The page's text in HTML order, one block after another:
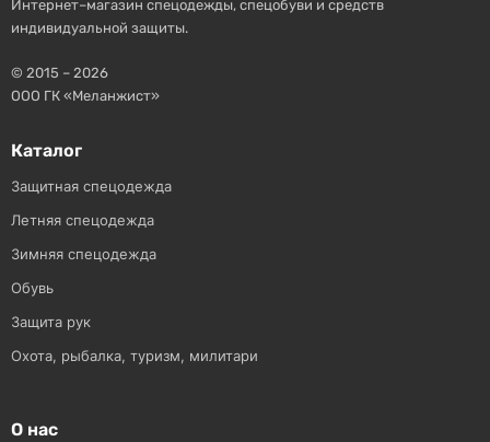
Интернет–магазин спецодежды, спецобуви и средств
индивидуальной защиты.
© 2015 – 2026
ООО ГК «Меланжист»
Каталог
Защитная спецодежда
Летняя спецодежда
Зимняя спецодежда
Обувь
Защита рук
Охота, рыбалка, туризм, милитари
О нас